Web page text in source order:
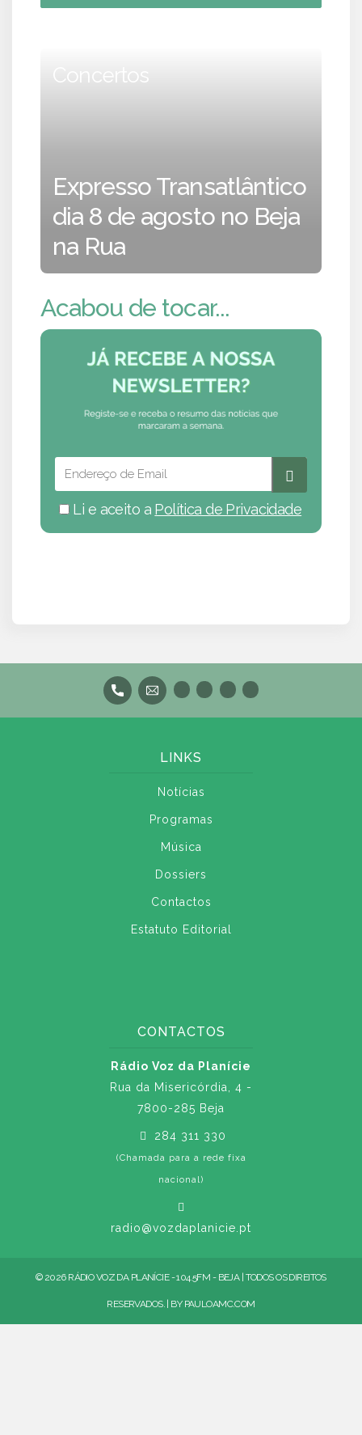
Concertos
Expresso Transatlântico
dia 8 de agosto no Beja
na Rua
Acabou de tocar...
Li e aceito a Política de Privacidade
LINKS
Notícias
Programas
Música
Dossiers
Contactos
Estatuto Editorial
CONTACTOS
Rádio Voz da Planície
Rua da Misericórdia, 4 -
7800-285 Beja
284 311 330
(Chamada para a rede fixa
nacional)
radio@vozdaplanicie.pt
© 2026 RÁDIO VOZ DA PLANÍCIE - 104.5FM - BEJA | TODOS OS DIREITOS
RESERVADOS. | BY PAULOAMC.COM